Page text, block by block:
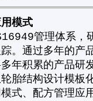
模式
管理体系，
。通过多年的产
年积累的产品研
胎结构设计模板
式、配方管理应